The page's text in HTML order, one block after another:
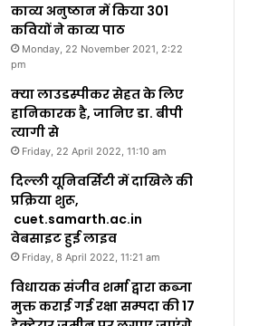
काव्य अनुष्ठान में किया 301
कवियों ने काव्य पाठ
Monday, 22 November 2021, 2:22
pm
क्या लाउडस्पीकर सेहत के लिए
हानिकारक है, जानिए डा. बीपी
त्यागी से
Friday, 22 April 2022, 11:10 am
दिल्ली यूनिवर्सिटी में दाखिले की
प्रक्रिया शुरू,
cuet.samarth.ac.in
वेबसाइट हुई लाइव
Friday, 8 April 2022, 11:21 am
विधायक संजीव शर्मा द्वारा कब्जा
मुक्त कराई गई रक्षा सम्पदा की 17